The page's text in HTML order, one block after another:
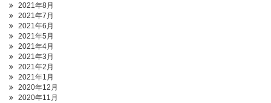
2021年8月
2021年7月
2021年6月
2021年5月
2021年4月
2021年3月
2021年2月
2021年1月
2020年12月
2020年11月